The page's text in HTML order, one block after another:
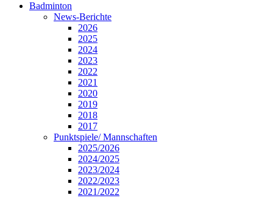
Badminton
News-Berichte
2026
2025
2024
2023
2022
2021
2020
2019
2018
2017
Punktspiele/ Mannschaften
2025/2026
2024/2025
2023/2024
2022/2023
2021/2022